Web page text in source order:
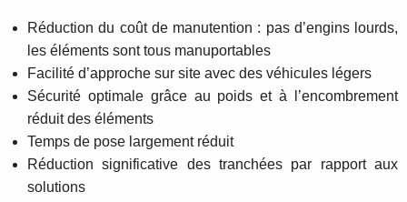
Réduction du coût de manutention : pas d’engins lourds,
les éléments sont tous manuportables
Facilité d’approche sur site avec des véhicules légers
Sécurité optimale grâce au poids et à l’encombrement
réduit des éléments
Temps de pose largement réduit
Réduction significative des tranchées par rapport aux
solutions